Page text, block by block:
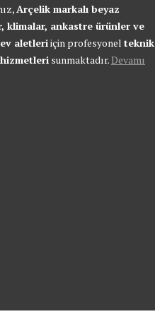
Arçelik markalı beyaz
klimalar, ankastre ürünler ve
aletleriiçin profesyonel teknik
sunmaktadır. Devamı